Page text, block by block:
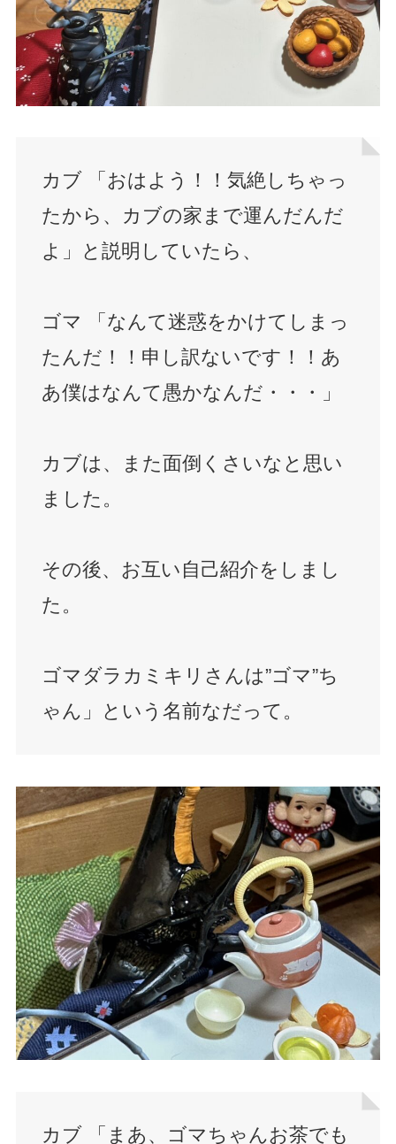
カブ 「おはよう！！気絶しちゃっ
たから、カブの家まで運んだんだ
よ」と説明していたら、
ゴマ 「なんて迷惑をかけてしまっ
たんだ！！申し訳ないです！！あ
あ僕はなんて愚かなんだ・・・」
カブは、また面倒くさいなと思い
ました。
その後、お互い自己紹介をしまし
た。
ゴマダラカミキリさんは”ゴマ”ち
ゃん」という名前なだって。
カブ 「まあ、ゴマちゃんお茶でも